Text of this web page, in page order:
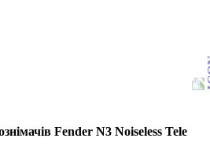
Fender N3 Noiseless Tele